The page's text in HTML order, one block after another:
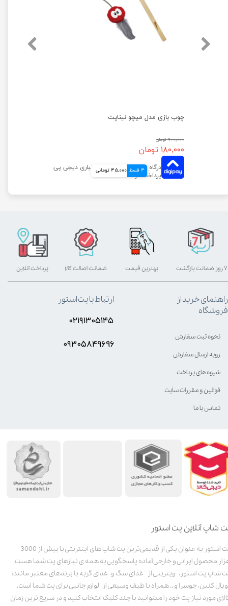
چوب بازی مدل میچو نیناپت
۹۰۰,۰۰۰ تومان
۱۸۰,۰۰۰ تومان
4 قسط 45,000 تومانی
شاپ آنلاین پت استور
پت استور به عنوان یکی از قدیمی‌ترین پت شاپ های اینترنتی با بیش از 3000
محصول ایرانی و خارجی آماده پاسخگویی به همه ی نیازهای پت شما هست.
شاپ پت استور، ویترینی از غذای سگ و غذای گربه با برندهای معتبر مانند:
کنین، جوسرا و .. همراه با طیف وسیعی از لوازم جانبی برای پت شما است.
مورد نیاز پت خود را میتوانید با چند کلیک انتخاب کنید و در سریع ترین زمان
بهترین قیمت پرداخت آنلاین ۷ روز ضمانت بازگشت ضمانت اصالت کالا
راهنمای خرید از
فروشگاه
نحوه ثبت سفارش
رویه ارسال سفارش
شیوه‌های پرداخت
قوانین و مقررات سایت
تماس با ما
ارتباط با پت استور
۰۲۱۹۱۳۰۵۱۴۵
۰۹۳۰۵8۴9696